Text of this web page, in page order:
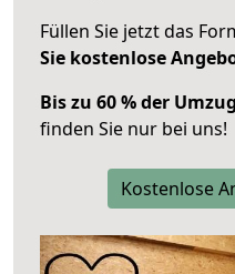
Füllen Sie jetzt das
Sie kostenlose
Bis zu 60 % der
finden Sie nur bei uns!
Kostenlose